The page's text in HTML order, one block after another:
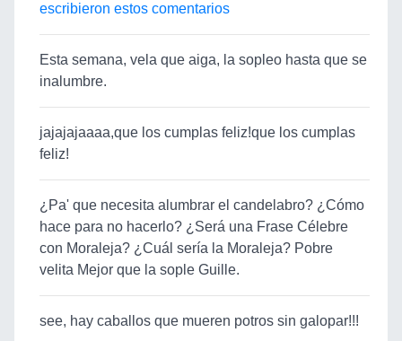
escribieron estos comentarios
Esta semana, vela que aiga, la sopleo hasta que se
inalumbre.
jajajajaaaa,que los cumplas feliz!que los cumplas
feliz!
¿Pa' que necesita alumbrar el candelabro? ¿Cómo
hace para no hacerlo? ¿Será una Frase Célebre
con Moraleja? ¿Cuál sería la Moraleja? Pobre
velita Mejor que la sople Guille.
see, hay caballos que mueren potros sin galopar!!!